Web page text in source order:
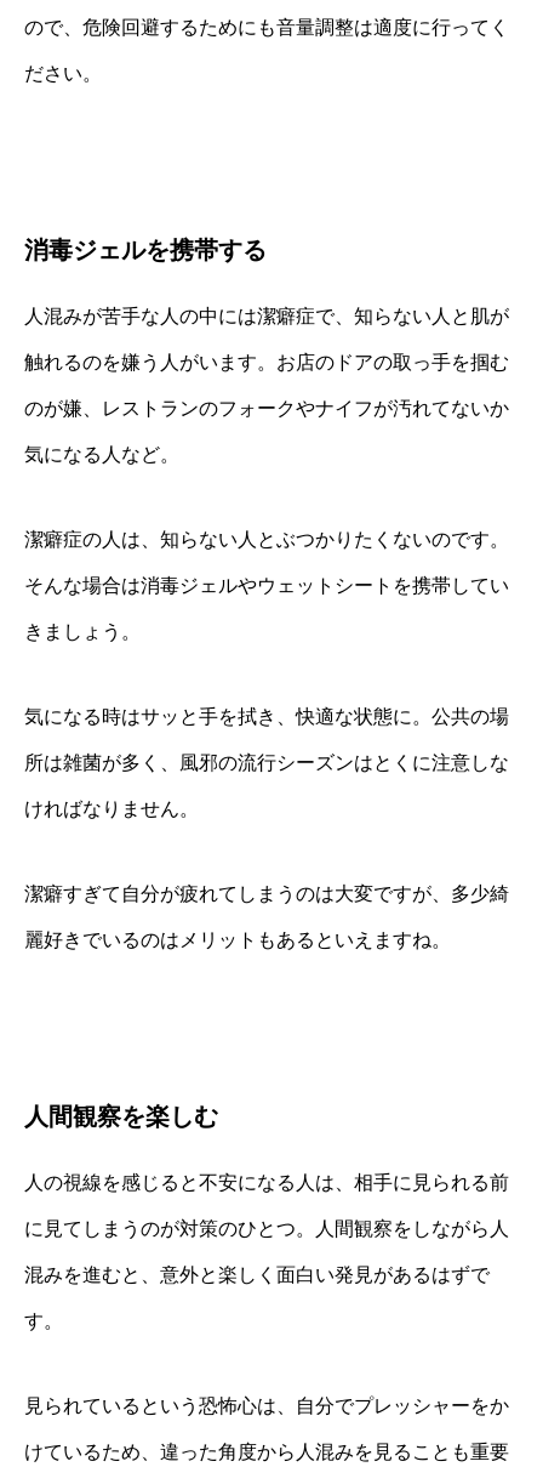
ので、危険回避するためにも音量調整は適度に行ってく
ださい。
消毒ジェルを携帯する
人混みが苦手な人の中には潔癖症で、知らない人と肌が
触れるのを嫌う人がいます。お店のドアの取っ手を掴む
のが嫌、レストランのフォークやナイフが汚れてないか
気になる人など。
潔癖症の人は、知らない人とぶつかりたくないのです。
そんな場合は消毒ジェルやウェットシートを携帯してい
きましょう。
気になる時はサッと手を拭き、快適な状態に。公共の場
所は雑菌が多く、風邪の流行シーズンはとくに注意しな
ければなりません。
潔癖すぎて自分が疲れてしまうのは大変ですが、多少綺
麗好きでいるのはメリットもあるといえますね。
人間観察を楽しむ
人の視線を感じると不安になる人は、相手に見られる前
に見てしまうのが対策のひとつ。人間観察をしながら人
混みを進むと、意外と楽しく面白い発見があるはずで
す。
見られているという恐怖心は、自分でプレッシャーをか
けているため、違った角度から人混みを見ることも重要